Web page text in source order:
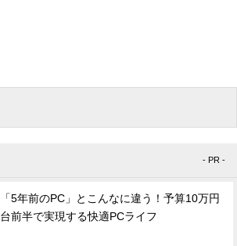
- PR -
「5年前のPC」とこんなに違う！予算10万円
台前半で実現する快適PCライフ